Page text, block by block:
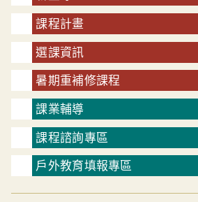
課程計畫
選課資訊
暑期重補修課程
課業輔導
課程諮詢專區
戶外教育填報專區